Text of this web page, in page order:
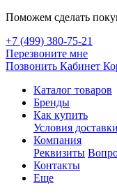
Поможем сделать
+7 (499) 380-75-21
Перезвоните мне
Позвонить Кабинет
Каталог товаров
Бренды
Как купить
Условия доставки
Компания
Реквизиты
Контакты
Еще